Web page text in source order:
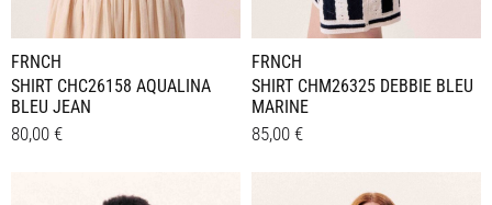
gewählt
werden
gewählt
werden
FRNCH
SHIRT CHC26158 AQUALINA
BLEU JEAN
80,00 €
Produkt
FRNCH
SHIRT CHM26325 DEBBIE BLEU
MARINE
85,00 €
Details
Dieses